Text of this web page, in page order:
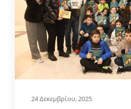
24 Δεκεμβρίου, 2025